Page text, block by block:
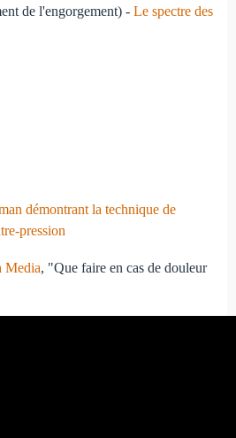
de l'engorgement) - Le spectre des
démontrant la technique de
pression
Media, "Que faire en cas de douleur